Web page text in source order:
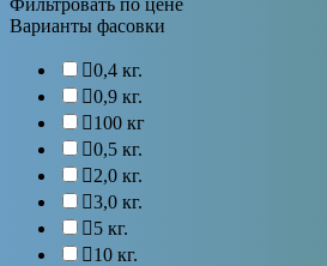
Варианты фасовки
0,4 кг.
0,9 кг.
100 кг
0,5 кг.
2,0 кг.
3,0 кг.
5 кг.
10 кг.